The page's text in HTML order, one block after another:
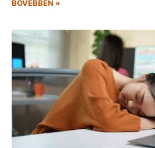
BŐVEBBEN »